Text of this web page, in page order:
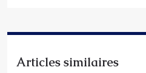
Articles similaires